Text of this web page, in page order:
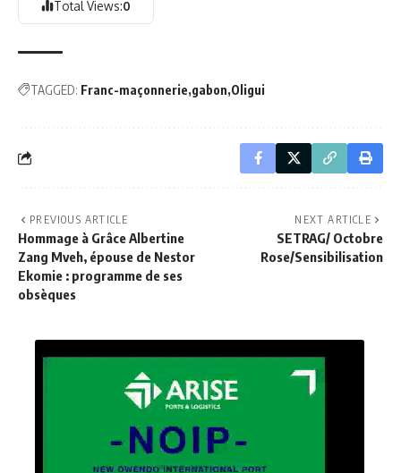
Total Views:0
TAGGED: Franc-maçonnerie gabon Oligui
PREVIOUS ARTICLE
Hommage à Grâce Albertine
Zang Mveh, épouse de Nestor
Ekomie : programme de ses
obsèques
NEXT ARTICLE
SETRAG/ Octobre
Rose/Sensibilisation